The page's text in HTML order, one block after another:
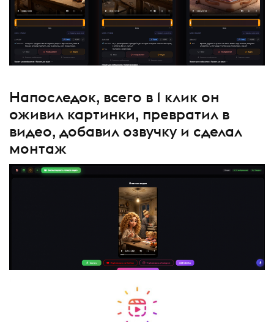
Напоследок, всего в 1 клик он
оживил картинки, превратил в
видео, добавил озвучку и сделал
монтаж